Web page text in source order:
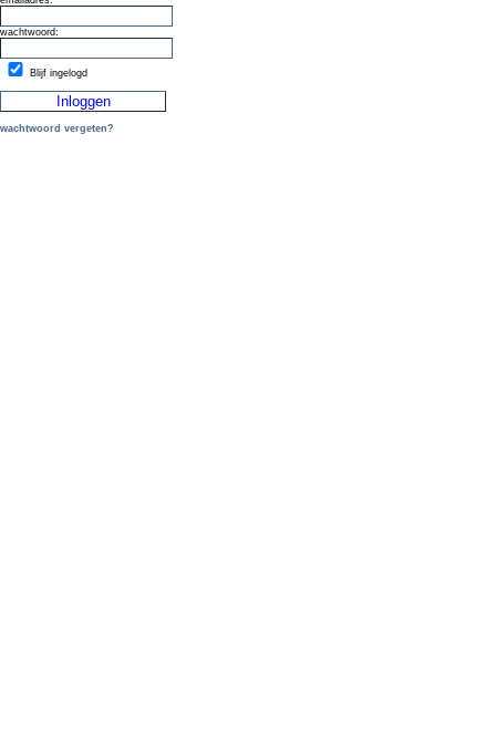
wachtwoord:
Blijf ingelogd
wachtwoord vergeten?